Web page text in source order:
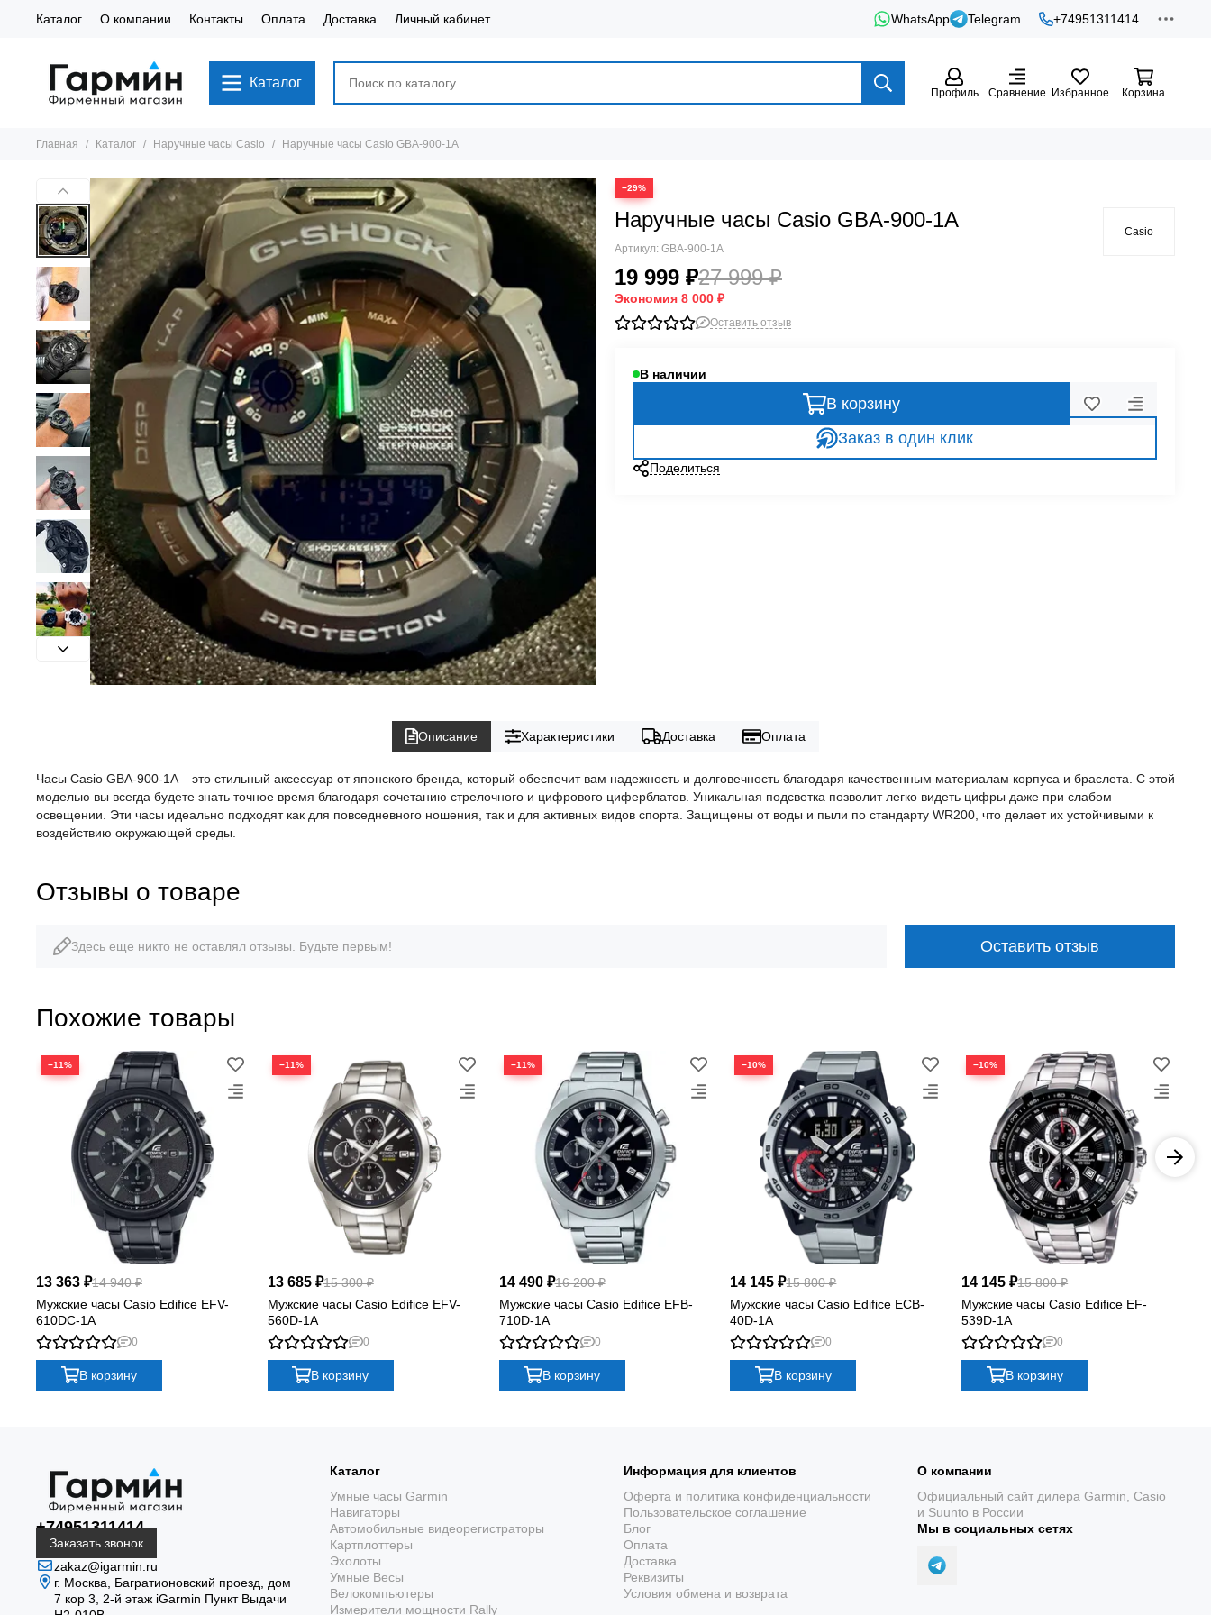
Каталог О компании Контакты Оплата Доставка Личный кабинет WhatsApp Telegram +74951311414
Каталог
Профиль Сравнение Избранное Корзина
Главная Каталог Наручные часы Casio Наручные часы Casio GBA-900-1A
−29%
Наручные часы Casio GBA-900-1A
Артикул: GBA-900-1A
19 999 ₽27 999 ₽
Экономия 8 000 ₽
Casio
Оставить отзыв
В наличии
В корзину
Заказ в один клик
Поделиться
Описание Характеристики Доставка Оплата
Часы Casio GBA-900-1A – это стильный аксессуар от японского бренда, который обеспечит вам надежность и долговечность благодаря качественным материалам корпуса и браслета. С этой
моделью вы всегда будете знать точное время благодаря сочетанию стрелочного и цифрового циферблатов. Уникальная подсветка позволит легко видеть цифры даже при слабом
освещении. Эти часы идеально подходят как для повседневного ношения, так и для активных видов спорта. Защищены от воды и пыли по стандарту WR200, что делает их устойчивыми к
воздействию окружающей среды.
Отзывы о товаре
Здесь еще никто не оставлял отзывы. Будьте первым! Оставить отзыв
Похожие товары
−11%
13 363 ₽14 940 ₽
Мужские часы Casio Edifice EFV-
610DC-1A
0
В корзину
−11%
13 685 ₽15 300 ₽
Мужские часы Casio Edifice EFV-
560D-1A
0
В корзину
−11%
14 490 ₽16 200 ₽
Мужские часы Casio Edifice EFB-
710D-1A
0
В корзину
−10%
14 145 ₽15 800 ₽
Мужские часы Casio Edifice ECB-
40D-1A
0
В корзину
−10%
14 145 ₽15 800 ₽
Мужские часы Casio Edifice EF-
539D-1A
0
В корзину
+74951311414
Заказать звонок
zakaz@igarmin.ru
г. Москва, Багратионовский проезд, дом
7 кор 3, 2-й этаж iGarmin Пункт Выдачи
Каталог
Умные часы Garmin
Навигаторы
Автомобильные видеорегистраторы
Картплоттеры
Эхолоты
Умные Весы
Велокомпьютеры
Измерители мощности Rally
Информация для клиентов
Оферта и политика конфиденциальности
Пользовательское соглашение
Блог
Оплата
Доставка
Реквизиты
Условия обмена и возврата
О компании
Официальный сайт дилера Garmin, Casio
и Suunto в России
Мы в социальных сетях